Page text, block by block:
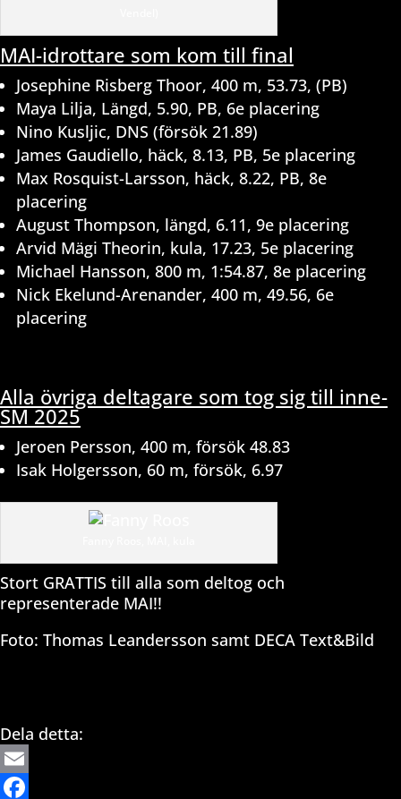
MAI-idrottare som kom till final
Josephine Risberg Thoor, 400 m, 53.73, (PB)
Maya Lilja, Längd, 5.90, PB, 6e placering
Nino Kusljic, DNS (försök 21.89)
James Gaudiello, häck, 8.13, PB, 5e placering
Max Rosquist-Larsson, häck, 8.22, PB, 8e
placering
August Thompson, längd, 6.11, 9e placering
Arvid Mägi Theorin, kula, 17.23, 5e placering
Michael Hansson, 800 m, 1:54.87, 8e placering
Nick Ekelund-Arenander, 400 m, 49.56, 6e
placering
Alla övriga deltagare som tog sig till inne-
SM 2025
Jeroen Persson, 400 m, försök 48.83
Isak Holgersson, 60 m, försök, 6.97
Stort GRATTIS till alla som deltog och
representerade MAI!!
Foto: Thomas Leandersson samt DECA Text&Bild
Dela detta:
Email